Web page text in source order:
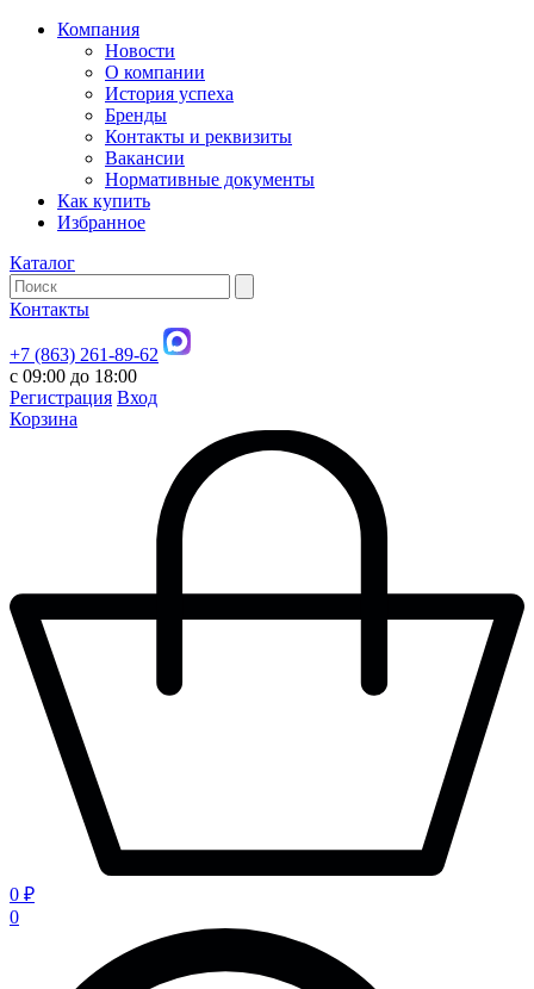
Компания
Новости
О компании
История успеха
Бренды
Контакты и реквизиты
Вакансии
Нормативные документы
Как купить
Избранное
Каталог
Контакты
+7 (863) 261-89-62
с 09:00 до 18:00
Регистрация Вход
Корзина
0 ₽
0